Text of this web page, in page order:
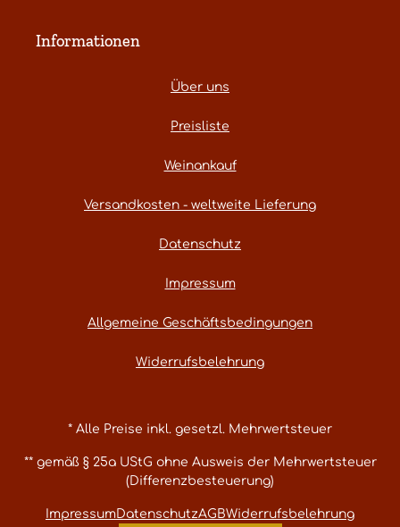
Informationen
Über uns
Preisliste
Weinankauf
Versandkosten - weltweite Lieferung
Datenschutz
Impressum
Allgemeine Geschäftsbedingungen
Widerrufsbelehrung
* Alle Preise inkl. gesetzl. Mehrwertsteuer
** gemäß § 25a UStG ohne Ausweis der Mehrwertsteuer
(Differenzbesteuerung)
ImpressumDatenschutzAGBWiderrufsbelehrung